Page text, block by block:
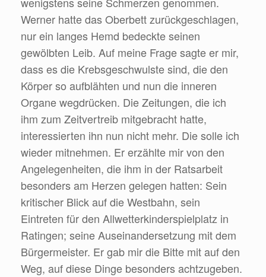
Werner hatte das Oberbett zurückgeschlagen,
nur ein langes Hemd bedeckte seinen
gewölbten Leib. Auf meine Frage sagte er mir,
dass es die Krebsgeschwulste sind, die den
Körper so aufblähten und nun die inneren
Organe wegdrücken. Die Zeitungen, die ich
ihm zum Zeitvertreib mitgebracht hatte,
interessierten ihn nun nicht mehr. Die solle ich
wieder mitnehmen. Er erzählte mir von den
Angelegenheiten, die ihm in der Ratsarbeit
besonders am Herzen gelegen hatten: Sein
kritischer Blick auf die Westbahn, sein
Eintreten für den Allwetterkinderspielplatz in
Ratingen; seine Auseinandersetzung mit dem
Bürgermeister. Er gab mir die Bitte mit auf den
Weg, auf diese Dinge besonders achtzugeben.